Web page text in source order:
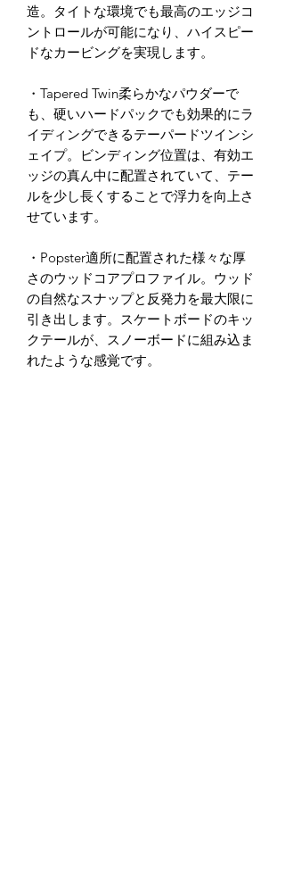
造。タイトな環境でも最高のエッジコ
ントロールが可能になり、ハイスピー
ドなカービングを実現します。
・Tapered Twin柔らかなパウダーで
も、硬いハードパックでも効果的にラ
イディングできるテーパードツインシ
ェイプ。ビンディング位置は、有効エ
ッジの真ん中に配置されていて、テー
ルを少し長くすることで浮力を向上さ
せています。
・Popster適所に配置された様々な厚
さのウッドコアプロファイル。ウッド
の自然なスナップと反発力を最大限に
引き出します。スケートボードのキッ
クテールが、スノーボードに組み込ま
れたような感覚です。